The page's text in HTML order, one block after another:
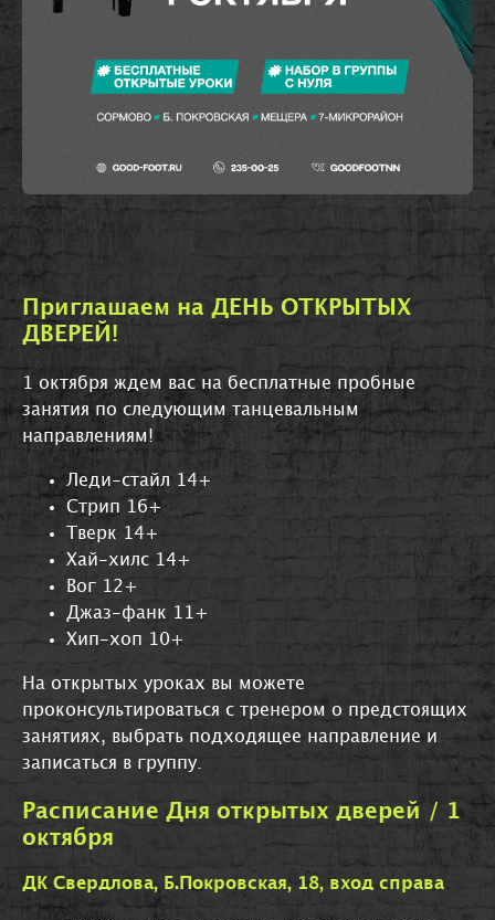
Приглашаем на ДЕНЬ ОТКРЫТЫХ
ДВЕРЕЙ!
1 октября ждем вас на бесплатные пробные
занятия по следующим танцевальным
направлениям!
Леди-стайл 14+
Стрип 16+
Тверк 14+
Хай-хилс 14+
Вог 12+
Джаз-фанк 11+
Хип-хоп 10+
На открытых уроках вы можете
проконсультироваться с тренером о предстоящих
занятиях, выбрать подходящее направление и
записаться в группу.
Расписание Дня открытых дверей / 1
октября
ДК Свердлова, Б.Покровская, 18, вход справа